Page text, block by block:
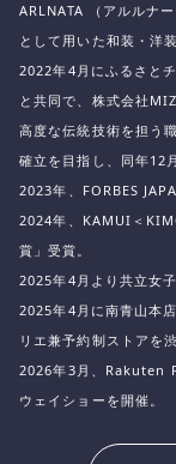
ARLNATA （アルルナー
として用いた和装・洋
2022年4月にふるさと
と共同で、株式会社
高度な伝統技術を担う
確立を目指し、同年12
2023年、FORBES
2024年、KAMUI＜
賞」受賞。
2025年4月より共立女
2025年4月に南青山本
リエ兼予約制ストアを
2026年3月、Rakuten
ウェイショーを開催。